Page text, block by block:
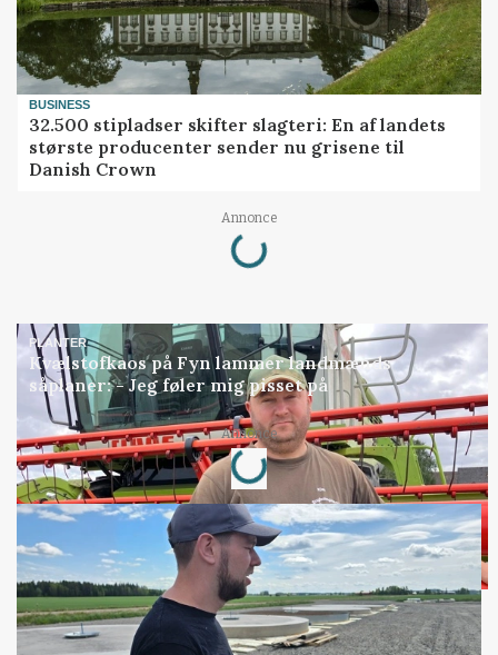
BUSINESS
32.500 stipladser skifter slagteri: En af landets
største producenter sender nu grisene til
Danish Crown
Annonce
Loading...
PLANTER
Kvælstofkaos på Fyn lammer landmænds
såplaner: - Jeg føler mig pisset på
Annonce
Loading...